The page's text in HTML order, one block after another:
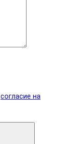
согласие на